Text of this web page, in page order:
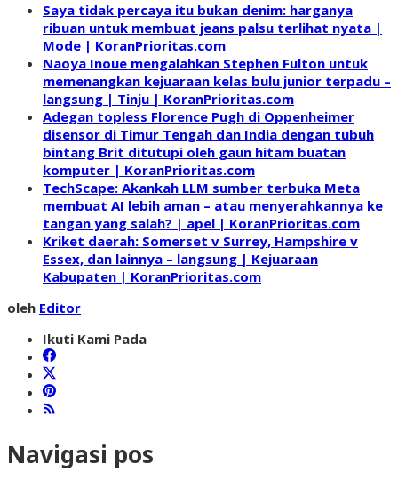
Saya tidak percaya itu bukan denim: harganya
ribuan untuk membuat jeans palsu terlihat nyata |
Mode | KoranPrioritas.com
Naoya Inoue mengalahkan Stephen Fulton untuk
memenangkan kejuaraan kelas bulu junior terpadu –
langsung | Tinju | KoranPrioritas.com
Adegan topless Florence Pugh di Oppenheimer
disensor di Timur Tengah dan India dengan tubuh
bintang Brit ditutupi oleh gaun hitam buatan
komputer | KoranPrioritas.com
TechScape: Akankah LLM sumber terbuka Meta
membuat AI lebih aman – atau menyerahkannya ke
tangan yang salah? | apel | KoranPrioritas.com
Kriket daerah: Somerset v Surrey, Hampshire v
Essex, dan lainnya – langsung | Kejuaraan
Kabupaten | KoranPrioritas.com
oleh Editor
Ikuti Kami Pada
Navigasi pos